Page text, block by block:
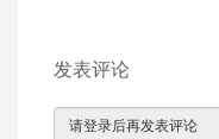
发表评论